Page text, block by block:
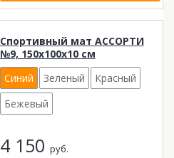
Спортивный мат АССОРТИ
№9, 150х100х10 см
Синий
Зеленый
Красный
Бежевый
4 150 руб.